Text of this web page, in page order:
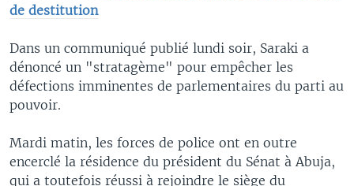
de destitution
Dans un communiqué publié lundi soir, Saraki a
dénoncé un "stratagème" pour empêcher les
défections imminentes de parlementaires du parti au
pouvoir.
Mardi matin, les forces de police ont en outre
encerclé la résidence du président du Sénat à Abuja,
qui a toutefois réussi à rejoindre le siège du